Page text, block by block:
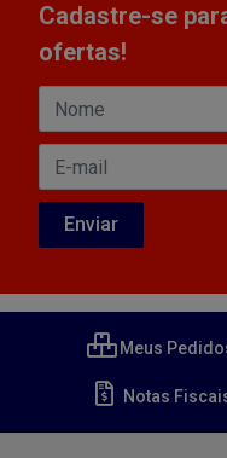
Cadastre-se
ofertas!
Meus
Notas